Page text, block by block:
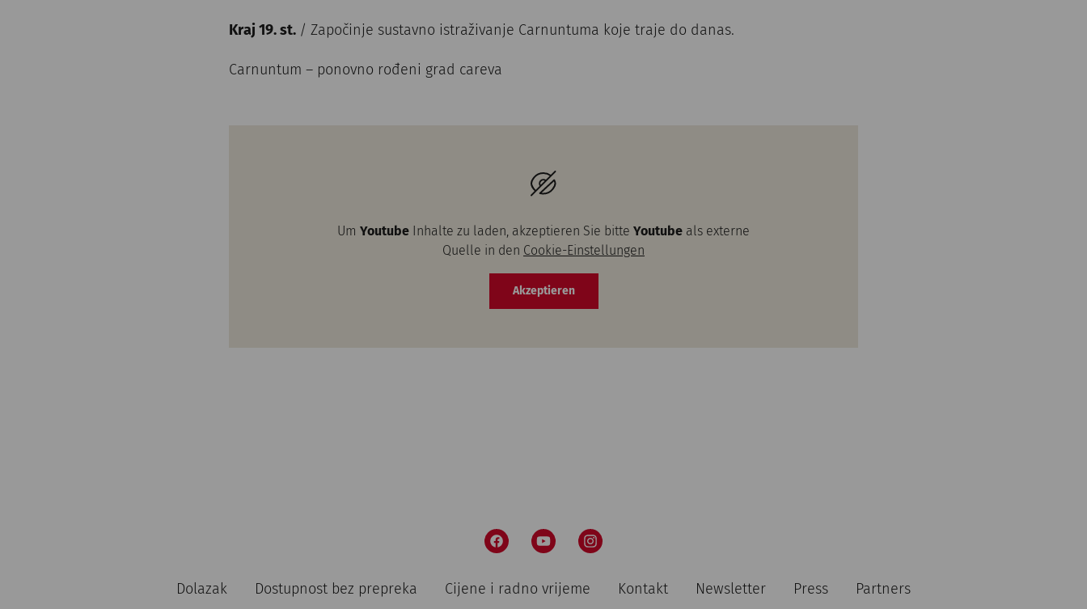
Kraj 19. st. / Započinje sustavno istraživanje Carnuntuma koje traje do danas.
Carnuntum – ponovno rođeni grad careva
Um Youtube Inhalte zu laden, akzeptieren Sie bitte Youtube als externe
Quelle in den Cookie-Einstellungen
Akzeptieren
Dolazak Dostupnost bez prepreka Cijene i radno vrijeme Kontakt Newsletter Press Partners